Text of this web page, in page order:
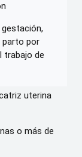
parto por
trabajo de
uterina
o más de